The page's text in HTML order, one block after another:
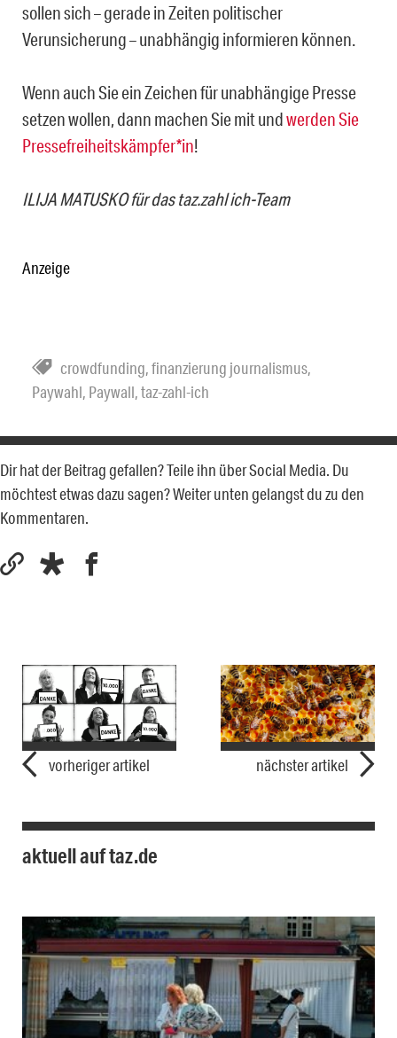
sollen sich – gerade in Zeiten politischer
Verunsicherung – unabhängig informieren können.
Wenn auch Sie ein Zeichen für unabhängige Presse
setzen wollen, dann machen Sie mit undwerden Sie
Pressefreiheitskämpfer*in!
ILIJA MATUSKO für das taz.zahl ich-Team
Anzeige
crowdfunding,finanzierung journalismus,
Paywahl, Paywall,taz-zahl-ich
Dir hat der Beitrag gefallen? Teile ihn über Social Media. Du
möchtest etwas dazu sagen? Weiter unten gelangst du zu den
Kommentaren.
vorheriger artikel nächster artikel
aktuell auf taz.de